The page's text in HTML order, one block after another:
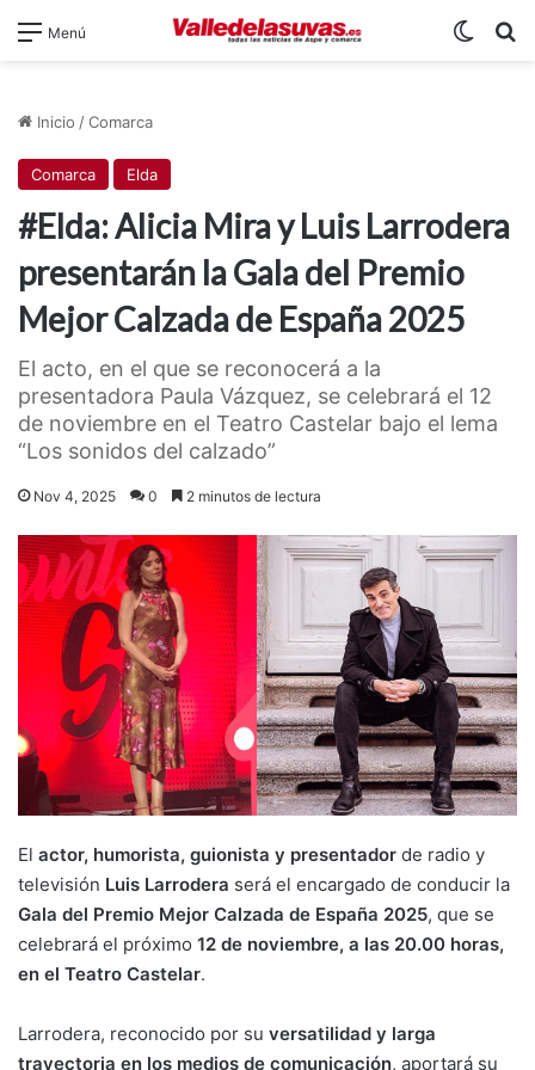
Menú
Inicio /Comarca
Comarca Elda
#Elda: Alicia Mira y Luis Larrodera
presentarán la Gala del Premio
Mejor Calzada de España 2025
El acto, en el que se reconocerá a la
presentadora Paula Vázquez, se celebrará el 12
de noviembre en el Teatro Castelar bajo el lema
“Los sonidos del calzado”
Nov 4, 2025 0 2 minutos de lectura
El actor, humorista, guionista y presentador de radio y
televisión Luis Larrodera será el encargado de conducir la
Gala del Premio Mejor Calzada de España 2025, que se
celebrará el próximo 12 de noviembre, a las 20.00 horas,
en el Teatro Castelar.
Larrodera, reconocido por su versatilidad y larga
trayectoria en los medios de comunicación, aportará su